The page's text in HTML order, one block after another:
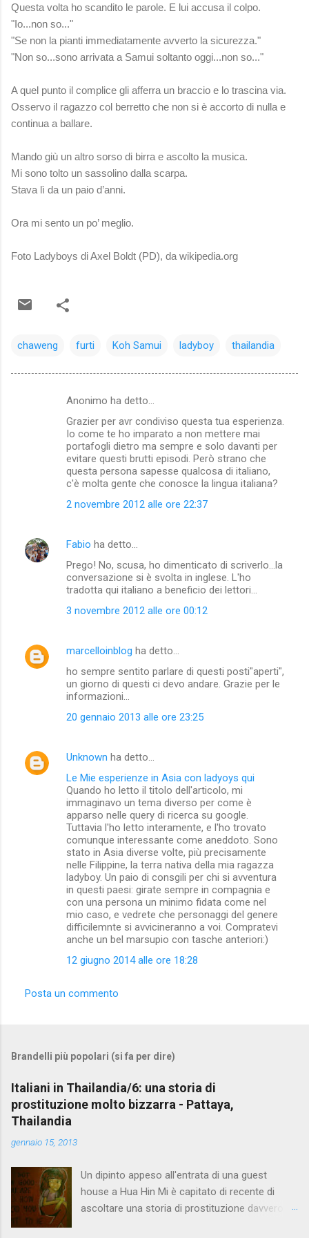
Questa volta ho scandito le parole. E lui accusa il colpo.
"Io...non so..."
"Se non la pianti immediatamente avverto la sicurezza."
"Non so...sono arrivata a Samui soltanto oggi...non so..."
A quel punto il complice gli afferra un braccio e lo trascina via.
Osservo il ragazzo col berretto che non si è accorto di nulla e
continua a ballare.
Mando giù un altro sorso di birra e ascolto la musica.
Mi sono tolto un sassolino dalla scarpa.
Stava lì da un paio d’anni.
Ora mi sento un po’ meglio.
Foto Ladyboys di Axel Boldt (PD), da wikipedia.org
chaweng furti Koh Samui ladyboy thailandia
i
Anonimo ha detto…
Grazier per avr condiviso questa tua esperienza.
Io come te ho imparato a non mettere mai
portafogli dietro ma sempre e solo davanti per
evitare questi brutti episodi. Però strano che
questa persona sapesse qualcosa di italiano,
c'è molta gente che conosce la lingua italiana?
2 novembre 2012 alle ore 22:37
Fabio ha detto…
Prego! No, scusa, ho dimenticato di scriverlo...la
conversazione si è svolta in inglese. L'ho
tradotta qui italiano a beneficio dei lettori...
3 novembre 2012 alle ore 00:12
marcelloinblog ha detto…
ho sempre sentito parlare di questi posti"aperti",
un giorno di questi ci devo andare. Grazie per le
informazioni...
20 gennaio 2013 alle ore 23:25
Unknown ha detto…
Le Mie esperienze in Asia con ladyoys qui
Quando ho letto il titolo dell'articolo, mi
immaginavo un tema diverso per come è
apparso nelle query di ricerca su google.
Tuttavia l'ho letto interamente, e l'ho trovato
comunque interessante come aneddoto. Sono
stato in Asia diverse volte, più precisamente
nelle Filippine, la terra nativa della mia ragazza
ladyboy. Un paio di consgili per chi si avventura
in questi paesi: girate sempre in compagnia e
con una persona un minimo fidata come nel
mio caso, e vedrete che personaggi del genere
difficilemnte si avvicineranno a voi. Compratevi
anche un bel marsupio con tasche anteriori:)
12 giugno 2014 alle ore 18:28
Posta un commento
Brandelli più popolari (si fa per dire)
Italiani in Thailandia/6: una storia di
prostituzione molto bizzarra - Pattaya,
Thailandia
gennaio 15, 2013
Un dipinto appeso all'entrata di una guest
house a Hua Hin Mi è capitato di recente di
ascoltare una storia di prostituzione davvero